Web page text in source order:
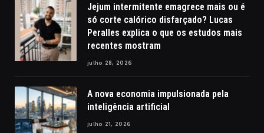
Jejum intermitente emagrece mais ou é
só corte calórico disfarçado? Lucas
Peralles explica o que os estudos mais
recentes mostram
julho 28, 2026
A nova economia impulsionada pela
inteligência artificial
julho 21, 2026